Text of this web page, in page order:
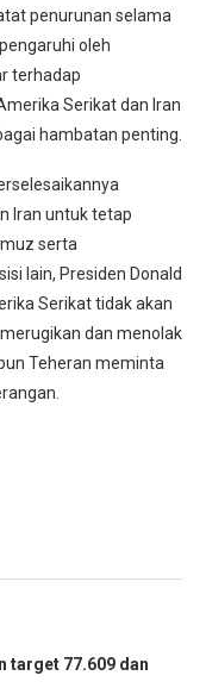
penurunan selama
oleh
terhadap
Serikat dan Iran
hambatan penting.
Iran untuk tetap
serta
lain, Presiden Donald
Serikat tidak akan
dan menolak
Teheran meminta
target 77.609 dan